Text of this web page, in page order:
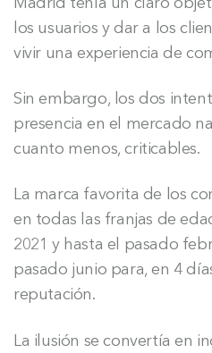
los usuarios y dar a los
vivir una experiencia de
Sin embargo, los dos
presencia en el mercado
cuanto menos, criticables.
La marca favorita de los
en todas las franjas de
2021 y hasta el pasado
pasado junio para, en 4
reputación.
La ilusión se convertía en